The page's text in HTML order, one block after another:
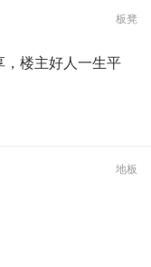
板凳
，楼主好人一生平
地板